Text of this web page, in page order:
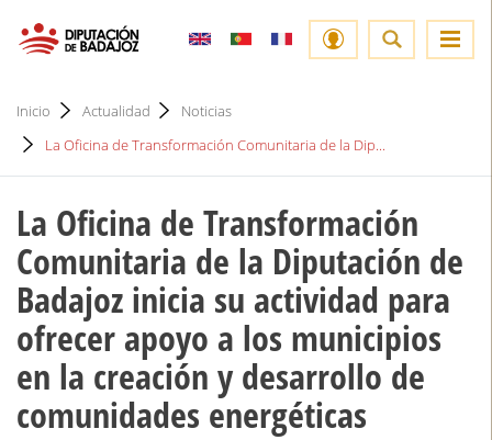
Inicio Actualidad
Noticias
La Oficina de Transformación Comunitaria de la Dip...
La Oficina de Transformación
Comunitaria de la Diputación de
Badajoz inicia su actividad para
ofrecer apoyo a los municipios
en la creación y desarrollo de
comunidades energéticas